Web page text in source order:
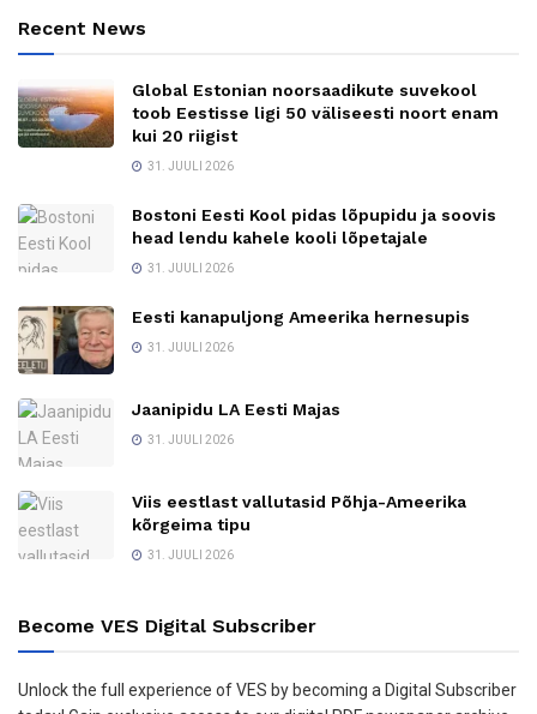
Recent News
Global Estonian noorsaadikute suvekool
toob Eestisse ligi 50 väliseesti noort enam
kui 20 riigist
31. JUULI 2026
Bostoni Eesti Kool pidas lõpupidu ja soovis
head lendu kahele kooli lõpetajale
31. JUULI 2026
Eesti kanapuljong Ameerika hernesupis
31. JUULI 2026
Jaanipidu LA Eesti Majas
31. JUULI 2026
Viis eestlast vallutasid Põhja-Ameerika
kõrgeima tipu
31. JUULI 2026
Become VES Digital Subscriber
Unlock the full experience of VES by becoming a Digital Subscriber